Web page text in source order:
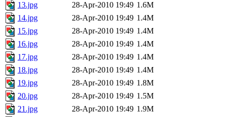
13.jpg
28-Apr-2010 19:49 1.6M
14.jpg
28-Apr-2010 19:49 1.4M
15.jpg
28-Apr-2010 19:49 1.4M
16.jpg
28-Apr-2010 19:49 1.4M
17.jpg
28-Apr-2010 19:49 1.4M
18.jpg
28-Apr-2010 19:49 1.4M
19.jpg
28-Apr-2010 19:49 1.8M
20.jpg
28-Apr-2010 19:49 1.5M
21.jpg
28-Apr-2010 19:49 1.9M